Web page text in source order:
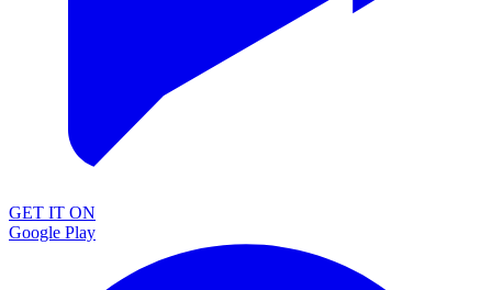
GET IT ON
Google Play